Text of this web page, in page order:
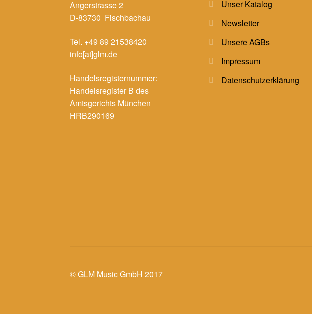
Angerstrasse 2
D-83730 Fischbachau
Tel. +49 89 21538420
info[at]glm.de
Handelsregisternummer:
Handelsregister B des
Amtsgerichts München
HRB290169
Unser Katalog
Newsletter
Unsere AGBs
Impressum
Datenschutzerklärung
© GLM Music GmbH 2017